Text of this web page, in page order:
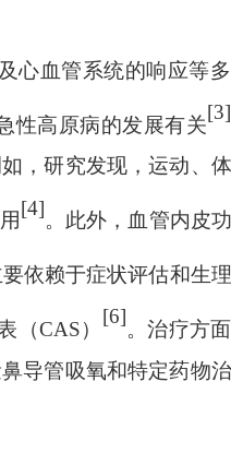
心血管系统的响应等
性高原病的发展有关
[3]
，研究发现，运动、
[4]
。此外，血管内皮
依赖于症状评估和生
（CAS）
[6]
。治疗方
导管吸氧和特定药物